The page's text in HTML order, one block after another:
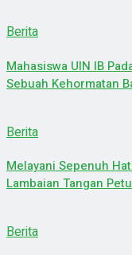
Berita
Mahasiswa UIN IB
Sebuah Kehormatan
Berita
Melayani Sepenuh
Lambaian Tangan
Berita